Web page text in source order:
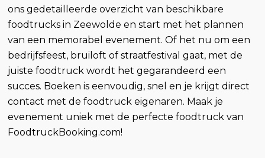
ons gedetailleerde overzicht van beschikbare
foodtrucks in Zeewolde en start met het plannen
van een memorabel evenement. Of het nu om een
bedrijfsfeest, bruiloft of straatfestival gaat, met de
juiste foodtruck wordt het gegarandeerd een
succes. Boeken is eenvoudig, snel en je krijgt direct
contact met de foodtruck eigenaren. Maak je
evenement uniek met de perfecte foodtruck van
FoodtruckBooking.com!